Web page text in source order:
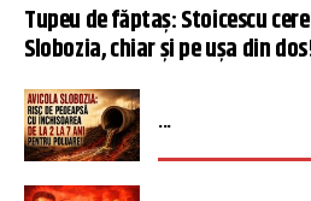
Tupeu de făptaș: Stoicescu
Slobozia, chiar și pe ușa din
...